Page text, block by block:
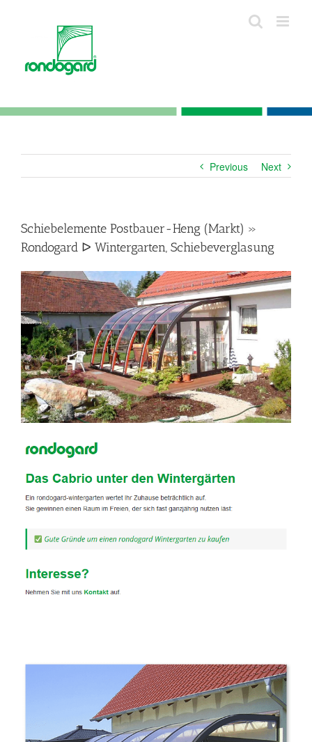
Previous Next
Schiebelemente Postbauer-Heng (Markt) »
Rondogard ᐅ Wintergarten, Schiebeverglasung